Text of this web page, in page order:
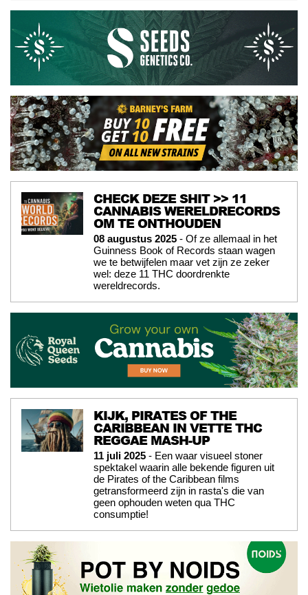
CHECK DEZE SHIT >> 11
CANNABIS WERELDRECORDS
OM TE ONTHOUDEN
08 augustus 2025 - Of ze allemaal in het
Guinness Book of Records staan wagen
we te betwijfelen maar vet zijn ze zeker
wel: deze 11 THC doordrenkte
wereldrecords.
KIJK, PIRATES OF THE
CARIBBEAN IN VETTE THC
REGGAE MASH-UP
11 juli 2025 - Een waar visueel stoner
spektakel waarin alle bekende figuren uit
de Pirates of the Caribbean films
getransformeerd zijn in rasta's die van
geen ophouden weten qua THC
consumptie!